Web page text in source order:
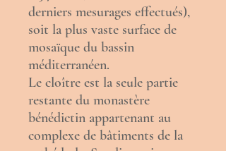
derniers mesurages effectués),
soit la plus vaste surface de
mosaïque du bassin
méditerranéen.
Le cloître est la seule partie
restante du monastère
bénédictin appartenant au
complexe de bâtiments de la